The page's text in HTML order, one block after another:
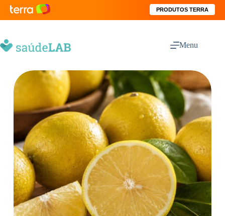
PRODUTOS TERRA
Menu